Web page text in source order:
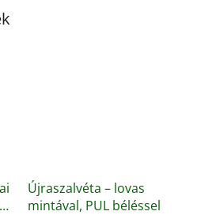
Újraszalvéta – lovas
mintával, PUL béléssel